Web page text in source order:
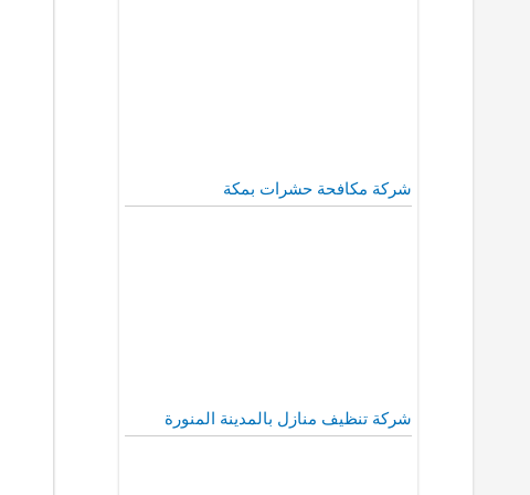
شركة مكافحة حشرات بمكة
شركة تنظيف منازل بالمدينة المنورة